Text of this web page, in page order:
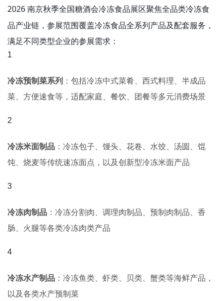
2026 南京秋季全国糖酒会冷冻食品展区聚焦全品类冷冻食
品产业链，参展范围覆盖冷冻食品全系列产品及配套服务，
满足不同类型企业的参展需求：
冷冻预制菜系列 ：包括冷冻中式菜肴、西式料理、半成品
菜、方便速食等，适配家庭、餐饮、团餐等多元消费场景
冷冻米面制品 ：冷冻包子、馒头、花卷、水饺、汤圆、馄
饨、烧麦等传统速冻面点，以及创新型冷冻米面产品
冷冻肉制品 ：冷冻分割肉、调理肉制品、预制肉制品、香
肠、火腿等各类冷冻肉类产品
冷冻水产制品 ：冷冻鱼类、虾类、贝类、蟹类等海鲜产品，
以及各类水产预制菜